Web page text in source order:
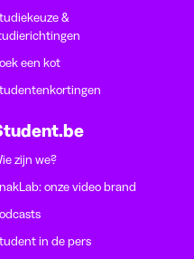
&
een kot
zijn we?
onze video brand
in de pers